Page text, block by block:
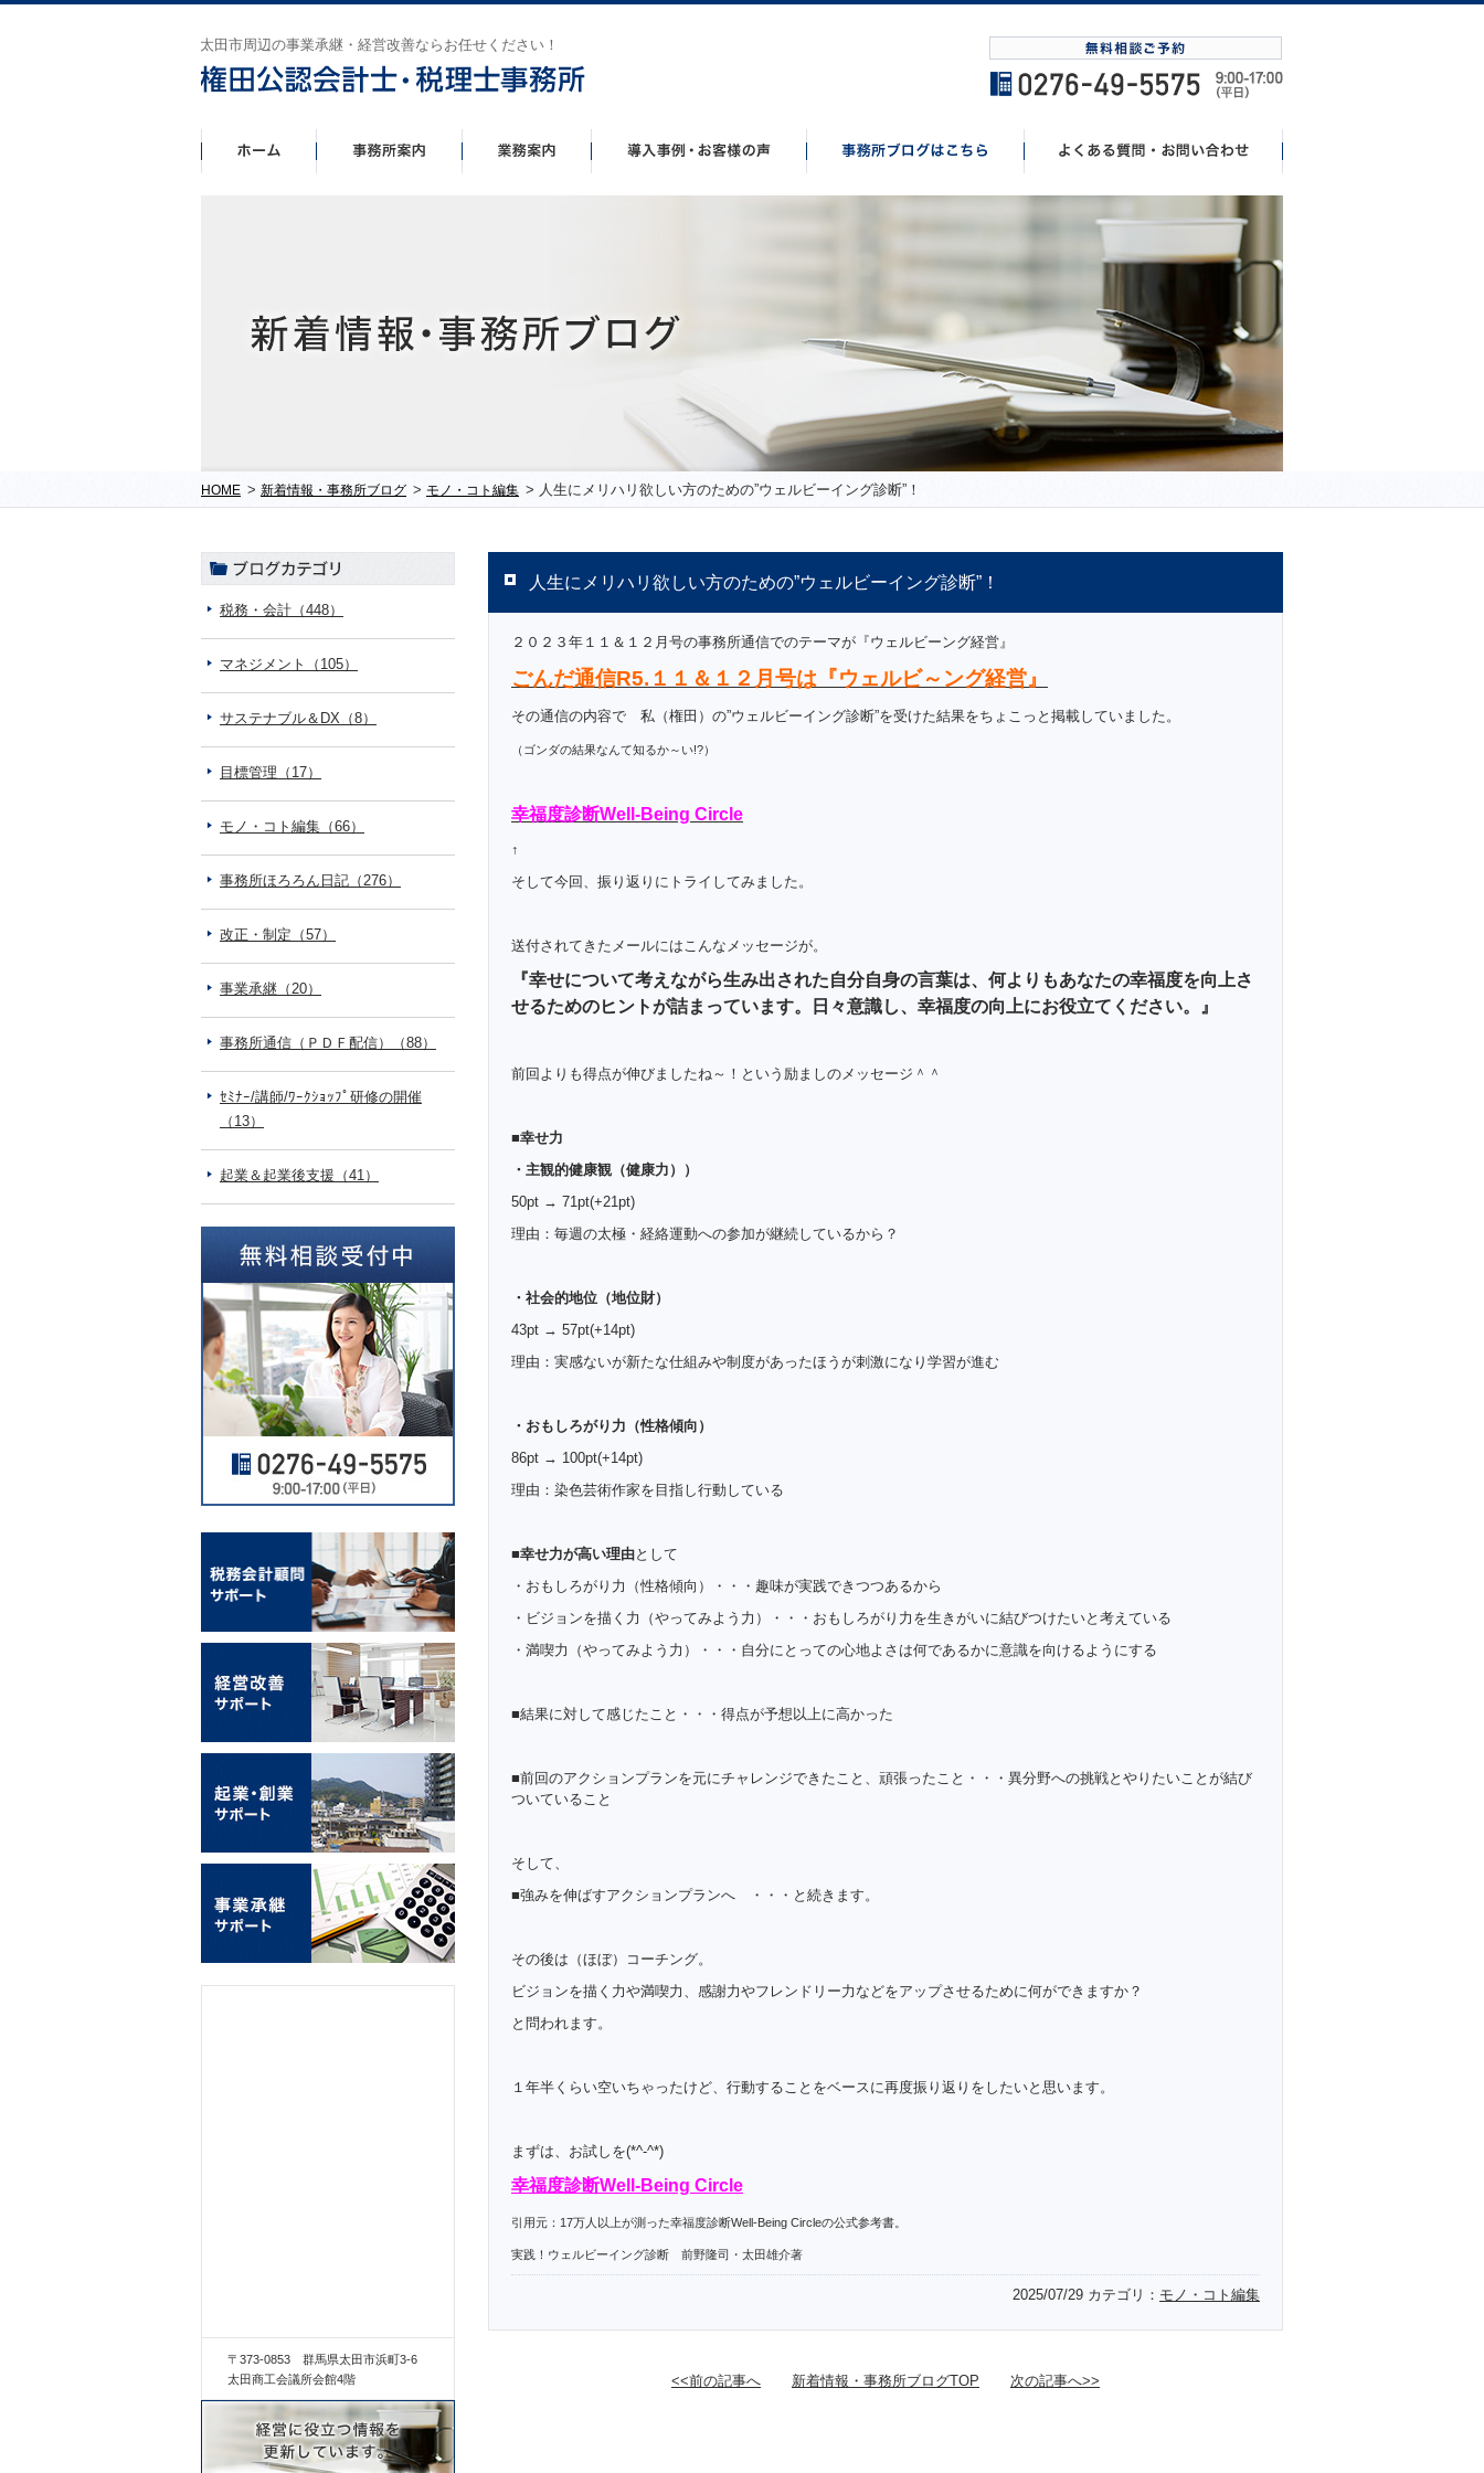
太田市周辺の事業承継・経営改善ならお任せください！
HOME > 新着情報・事務所ブログ > モノ・コト編集 > 人生にメリハリ欲しい方のための”ウェルビーイング診断”！
人生にメリハリ欲しい方のための”ウェルビーイング診断”！
２０２３年１１＆１２月号の事務所通信でのテーマが『ウェルビーング経営』
ごんだ通信R5.１１＆１２月号は『ウェルビ～ング経営』
その通信の内容で 私（権田）の”ウェルビーイング診断”を受けた結果をちょこっと掲載していました。
（ゴンダの結果なんて知るか～い!?）
幸福度診断Well-Being Circle
↑
そして今回、振り返りにトライしてみました。
送付されてきたメールにはこんなメッセージが。
『幸せについて考えながら生み出された自分自身の言葉は、何よりもあなたの幸福度を向上さ
せるためのヒントが詰まっています。日々意識し、幸福度の向上にお役立てください。』
前回よりも得点が伸びましたね～！という励ましのメッセージ＾＾
■幸せ力
・主観的健康観（健康力））
50pt → 71pt(+21pt)
理由：毎週の太極・経絡運動への参加が継続しているから？
・社会的地位（地位財）
43pt → 57pt(+14pt)
理由：実感ないが新たな仕組みや制度があったほうが刺激になり学習が進む
・おもしろがり力（性格傾向）
86pt → 100pt(+14pt)
理由：染色芸術作家を目指し行動している
■幸せ力が高い理由として
・おもしろがり力（性格傾向）・・・趣味が実践できつつあるから
・ビジョンを描く力（やってみよう力）・・・おもしろがり力を生きがいに結びつけたいと考えている
・満喫力（やってみよう力）・・・自分にとっての心地よさは何であるかに意識を向けるようにする
■結果に対して感じたこと・・・得点が予想以上に高かった
■前回のアクションプランを元にチャレンジできたこと、頑張ったこと・・・異分野への挑戦とやりたいことが結び
ついていること
そして、
■強みを伸ばすアクションプランへ ・・・と続きます。
その後は（ほぼ）コーチング。
ビジョンを描く力や満喫力、感謝力やフレンドリー力などをアップさせるために何ができますか？
と問われます。
１年半くらい空いちゃったけど、行動することをベースに再度振り返りをしたいと思います。
まずは、お試しを(*^-^*)
幸福度診断Well-Being Circle
引用元：17万人以上が測った幸福度診断Well-Being Circleの公式参考書。
実践！ウェルビーイング診断 前野隆司・太田雄介著
2025/07/29 カテゴリ： モノ・コト編集
<<前の記事へ 新着情報・事務所ブログTOP 次の記事へ>>
税務・会計（448）
マネジメント（105）
サステナブル＆DX（8）
目標管理（17）
モノ・コト編集（66）
事務所ほろろん日記（276）
改正・制定（57）
事業承継（20）
事務所通信（ＰＤＦ配信）（88）
ｾﾐﾅｰ/講師/ﾜｰｸｼｮｯﾌﾟ研修の開催
（13）
起業＆起業後支援（41）
〒373-0853 群馬県太田市浜町3-6
太田商工会議所会館4階